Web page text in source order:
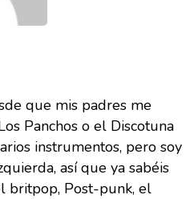
que mis padres me
Panchos o el Discotuna
instrumentos, pero soy
así que ya sabéis
britpop, Post-punk, el